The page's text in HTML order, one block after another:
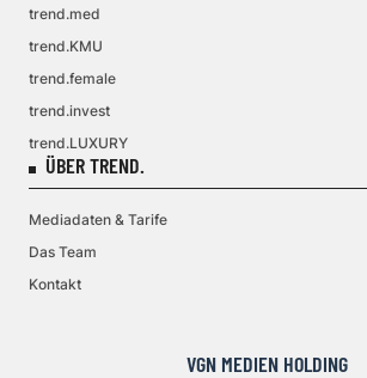
trend.med
trend.KMU
trend.female
trend.invest
trend.LUXURY
ÜBER TREND.
Mediadaten & Tarife
Das Team
Kontakt
VGN MEDIEN HOLDING